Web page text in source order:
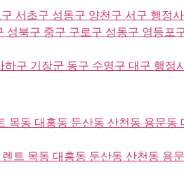
서초구 성동구 양천구 서구 행정사
북구 중구 구로구 성동구 영등포
구 기장군 동구 수영구 대구 행정
목동 대흥동 둔산동 산천동 용문동
트 목동 대흥동 둔산동 산천동 용